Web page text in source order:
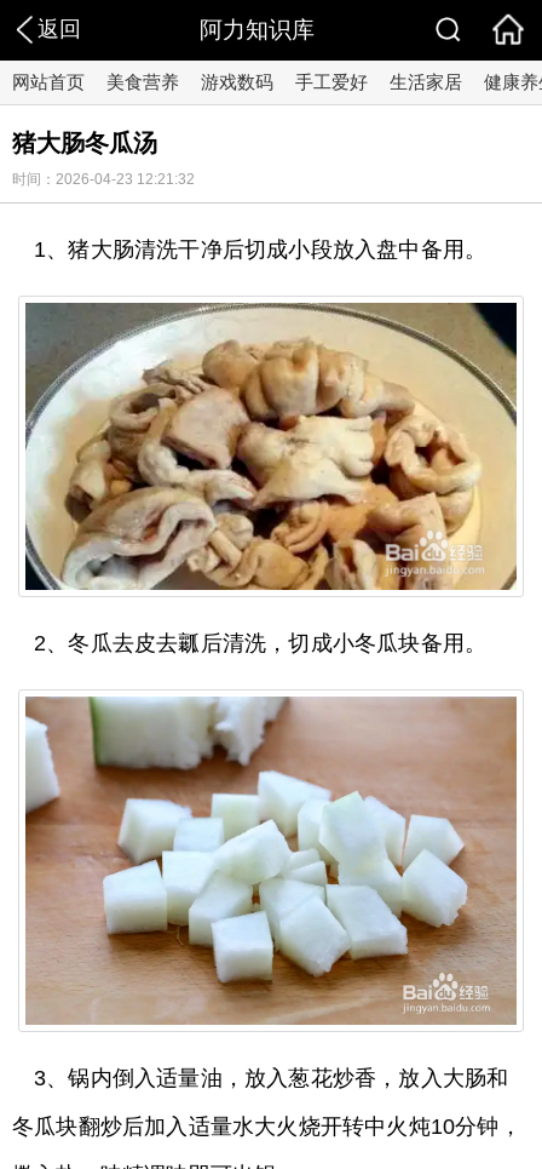
返回 阿力知识库
网站首页 美食营养 游戏数码 手工爱好 生活家居 健康养
猪大肠冬瓜汤
时间：2026-04-23 12:21:32
1、猪大肠清洗干净后切成小段放入盘中备用。
2、冬瓜去皮去瓤后清洗，切成小冬瓜块备用。
3、锅内倒入适量油，放入葱花炒香，放入大肠和
冬瓜块翻炒后加入适量水大火烧开转中火炖10分钟，